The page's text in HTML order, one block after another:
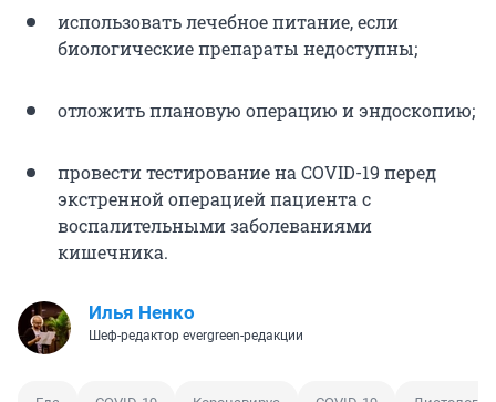
использовать лечебное питание, если
биологические препараты недоступны;
отложить плановую операцию и эндоскопию;
провести тестирование на COVID-19 перед
экстренной операцией пациента с
воспалительными заболеваниями
кишечника.
Илья Ненко
Шеф-редактор evergreen-редакции